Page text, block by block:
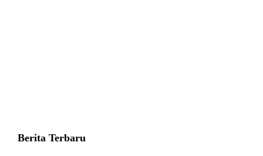
Berita Terbaru